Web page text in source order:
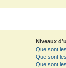
Niveaux
Que sont
Que sont
Que sont